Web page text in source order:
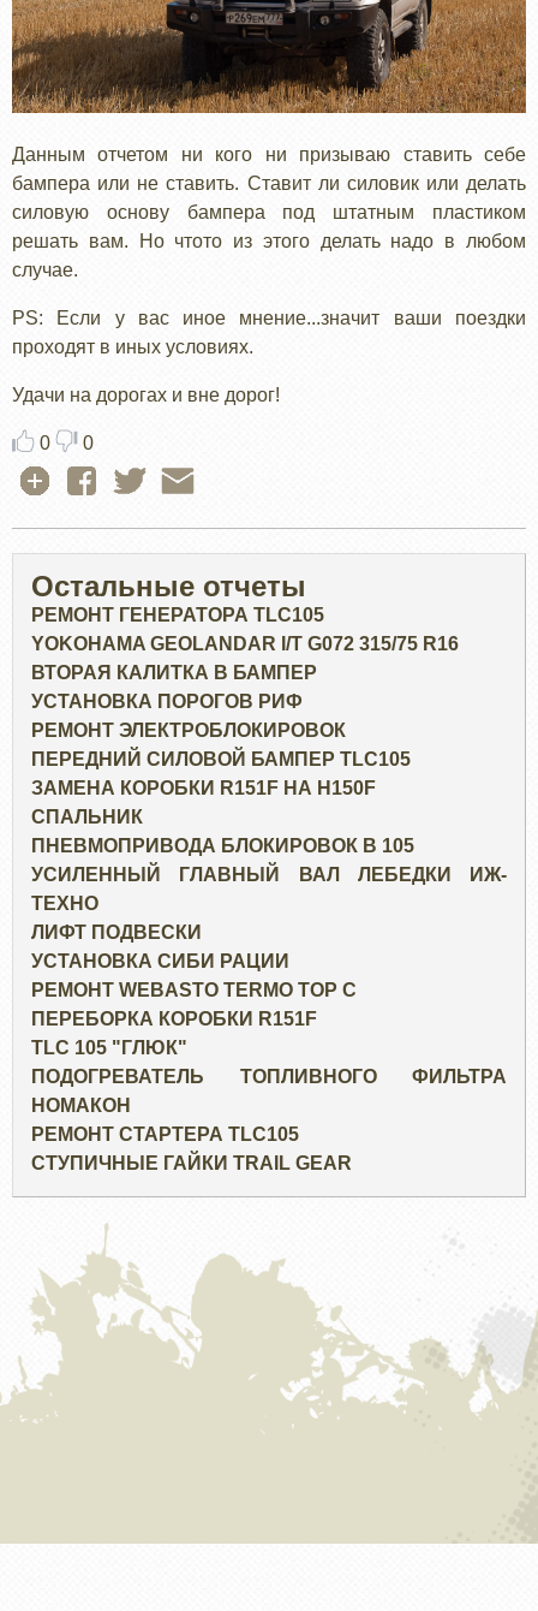
Данным отчетом ни кого ни призываю ставить себе
бампера или не ставить. Ставит ли силовик или делать
силовую основу бампера под штатным пластиком
решать вам. Но чтото из этого делать надо в любом
случае.
PS: Если у вас иное мнение...значит ваши поездки
проходят в иных условиях.
Удачи на дорогах и вне дорог!
0 0
Остальные отчеты
РЕМОНТ ГЕНЕРАТОРА TLC105
YOKOHAMA GEOLANDAR I/T G072 315/75 R16
ВТОРАЯ КАЛИТКА В БАМПЕР
УСТАНОВКА ПОРОГОВ РИФ
РЕМОНТ ЭЛЕКТРОБЛОКИРОВОК
ПЕРЕДНИЙ СИЛОВОЙ БАМПЕР TLC105
ЗАМЕНА КОРОБКИ R151F НА H150F
СПАЛЬНИК
ПНЕВМОПРИВОДА БЛОКИРОВОК В 105
УСИЛЕННЫЙ ГЛАВНЫЙ ВАЛ ЛЕБЕДКИ ИЖ-
ТЕХНО
ЛИФТ ПОДВЕСКИ
УСТАНОВКА СИБИ РАЦИИ
РЕМОНТ WEBASTO TERMO TOP C
ПЕРЕБОРКА КОРОБКИ R151F
TLC 105 "ГЛЮК"
ПОДОГРЕВАТЕЛЬ ТОПЛИВНОГО ФИЛЬТРА
НОМАКОН
РЕМОНТ СТАРТЕРА TLC105
СТУПИЧНЫЕ ГАЙКИ TRAIL GEAR